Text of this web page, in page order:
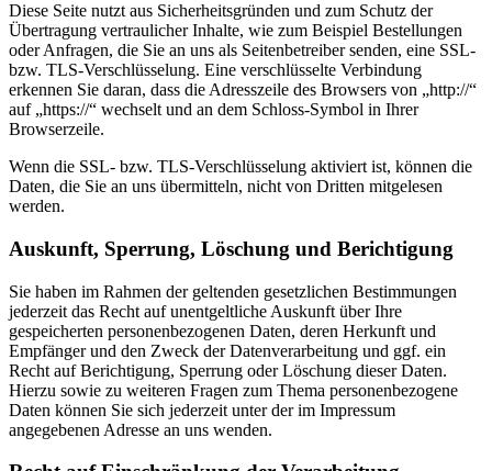
Diese Seite nutzt aus Sicherheitsgründen und zum Schutz der
Übertragung vertraulicher Inhalte, wie zum Beispiel Bestellungen
oder Anfragen, die Sie an uns als Seitenbetreiber senden, eine SSL-
bzw. TLS-Verschlüsselung. Eine verschlüsselte Verbindung
erkennen Sie daran, dass die Adresszeile des Browsers von „http://“
auf „https://“ wechselt und an dem Schloss-Symbol in Ihrer
Browserzeile.
Wenn die SSL- bzw. TLS-Verschlüsselung aktiviert ist, können die
Daten, die Sie an uns übermitteln, nicht von Dritten mitgelesen
werden.
Auskunft, Sperrung, Löschung und Berichtigung
Sie haben im Rahmen der geltenden gesetzlichen Bestimmungen
jederzeit das Recht auf unentgeltliche Auskunft über Ihre
gespeicherten personenbezogenen Daten, deren Herkunft und
Empfänger und den Zweck der Datenverarbeitung und ggf. ein
Recht auf Berichtigung, Sperrung oder Löschung dieser Daten.
Hierzu sowie zu weiteren Fragen zum Thema personenbezogene
Daten können Sie sich jederzeit unter der im Impressum
angegebenen Adresse an uns wenden.